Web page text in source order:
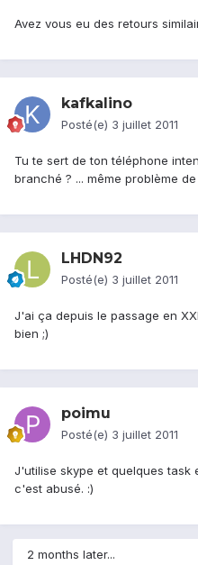
Avez vous eu des retours
kafkalino
Posté(e) 3 juillet 2011
Tu te sert de ton téléphone
branché ? ... même problème
LHDN92
Posté(e) 3 juillet 2011
J'ai ça depuis le passage en
bien ;)
poimu
Posté(e) 3 juillet 2011
J'utilise skype et quelques task
c'est abusé. :)
2 months later...